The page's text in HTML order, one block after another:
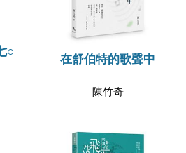
○
在舒伯特的歌聲中
陳竹奇